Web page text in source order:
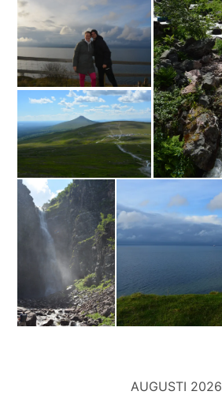
AUGUSTI 2026